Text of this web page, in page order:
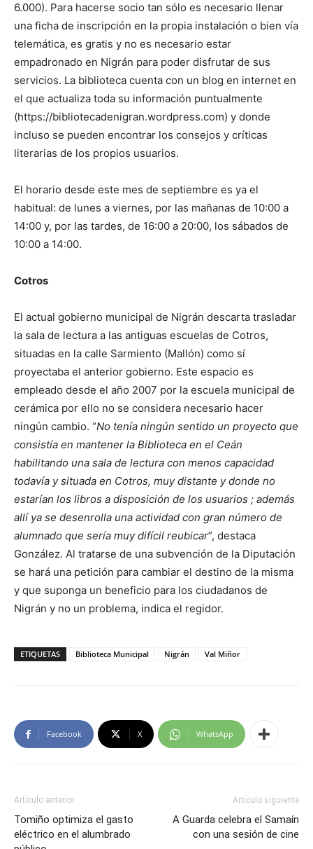
6.000). Para hacerse socio tan sólo es necesario llenar
una ficha de inscripción en la propia instalación o bien vía
telemática, es gratis y no es necesario estar
empadronado en Nigrán para poder disfrutar de sus
servicios. La biblioteca cuenta con un blog en internet en
el que actualiza toda su información puntualmente
(https://bibliotecadenigran.wordpress.com) y donde
incluso se pueden encontrar los consejos y críticas
literarias de los propios usuarios.
El horario desde este mes de septiembre es ya el
habitual: de lunes a viernes, por las mañanas de 10:00 a
14:00 y, por las tardes, de 16:00 a 20:00, los sábados de
10:00 a 14:00.
Cotros
El actual gobierno municipal de Nigrán descarta trasladar
la sala de lectura a las antiguas escuelas de Cotros,
situadas en la calle Sarmiento (Mallón) como sí
proyectaba el anterior gobierno. Este espacio es
empleado desde el año 2007 por la escuela municipal de
cerámica por ello no se considera necesario hacer
ningún cambio. “No tenía ningún sentido un proyecto que
consistía en mantener la Biblioteca en el Ceán
habilitando una sala de lectura con menos capacidad
todavía y situada en Cotros, muy distante y donde no
estarían los libros a disposición de los usuarios ; además
allí ya se desenrolla una actividad con gran número de
alumnado que sería muy difícil reubicar”, destaca
González. Al tratarse de una subvención de la Diputación
se hará una petición para cambiar el destino de la misma
y que suponga un beneficio para los ciudadanos de
Nigrán y no un problema, indica el regidor.
ETIQUETAS Biblioteca Municipal Nigrán Val Miñor
Facebook X WhatsApp
Artículo anterior
Tomiño optimiza el gasto
eléctrico en el alumbrado
Artículo siguiente
A Guarda celebra el Samaín
con una sesión de cine